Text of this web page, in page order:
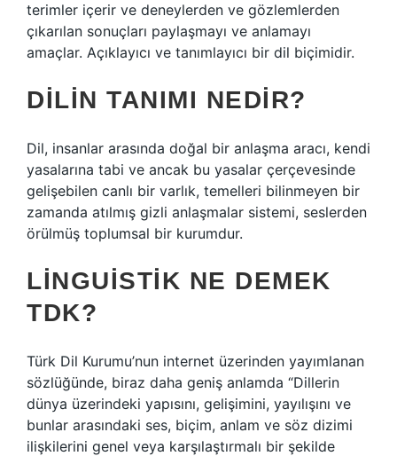
terimler içerir ve deneylerden ve gözlemlerden
çıkarılan sonuçları paylaşmayı ve anlamayı
amaçlar. Açıklayıcı ve tanımlayıcı bir dil biçimidir.
DILIN TANIMI NEDIR?
Dil, insanlar arasında doğal bir anlaşma aracı, kendi
yasalarına tabi ve ancak bu yasalar çerçevesinde
gelişebilen canlı bir varlık, temelleri bilinmeyen bir
zamanda atılmış gizli anlaşmalar sistemi, seslerden
örülmüş toplumsal bir kurumdur.
LINGUISTIK NE DEMEK
TDK?
Türk Dil Kurumu’nun internet üzerinden yayımlanan
sözlüğünde, biraz daha geniş anlamda “Dillerin
dünya üzerindeki yapısını, gelişimini, yayılışını ve
bunlar arasındaki ses, biçim, anlam ve söz dizimi
ilişkilerini genel veya karşılaştırmalı bir şekilde